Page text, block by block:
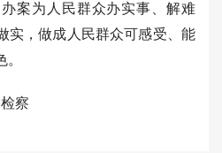
案为人民群众办实事、解难
实，做成人民群众可感受、能
察